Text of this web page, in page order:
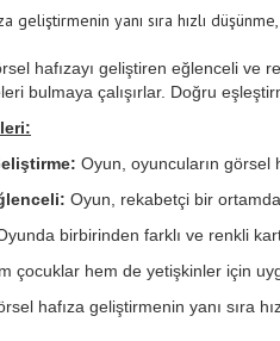
geliştirmenin yanı sıra hızlı
hafızayı geliştiren eğlenceli ve
bulmaya çalışırlar. Doğru
Oyun, oyuncuların görsel
Oyun, rekabetçi bir
birbirinden farklı ve renkli
çocuklar hem de yetişkinler için
hafıza geliştirmenin yanı sıra